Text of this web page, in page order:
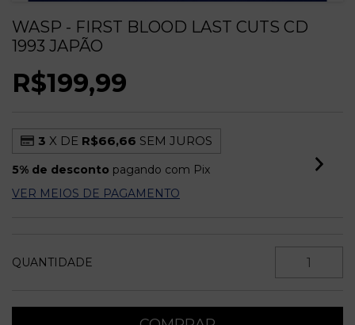
WASP - FIRST BLOOD LAST CUTS CD
1993 JAPÃO
R$199,99
3 X DE R$66,66 SEM JUROS
5% de desconto pagando com Pix
VER MEIOS DE PAGAMENTO
QUANTIDADE